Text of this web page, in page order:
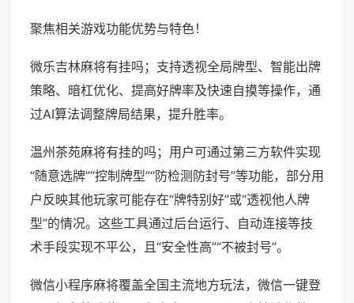
聚焦相关游戏功能优势与特色！
微乐吉林麻将有挂吗；支持透视全局牌型、智能出牌
策略、暗杠优化、提高好牌率及快速自摸等操作，通
过AI算法调整牌局结果，提升胜率。
温州茶苑麻将有挂的吗；用户可通过第三方软件实现
“随意选牌”“控制牌型”“防检测防封号”等功能，部分用
户反映其他玩家可能存在“牌特别好”或“透视他人牌
型”的情况。这些工具通过后台运行、自动连接等技
术手段实现不平公，且“安全性高”“不被封号”。
微信小程序麻将覆盖全国主流地方玩法，微信一键登